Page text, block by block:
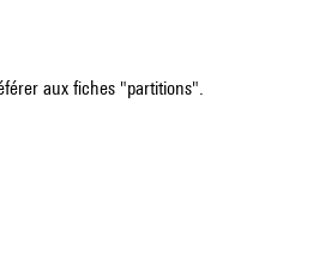
aux fiches "partitions".